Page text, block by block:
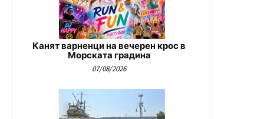
Канят варненци на вечерен крос в
Морската градина
07/08/2026